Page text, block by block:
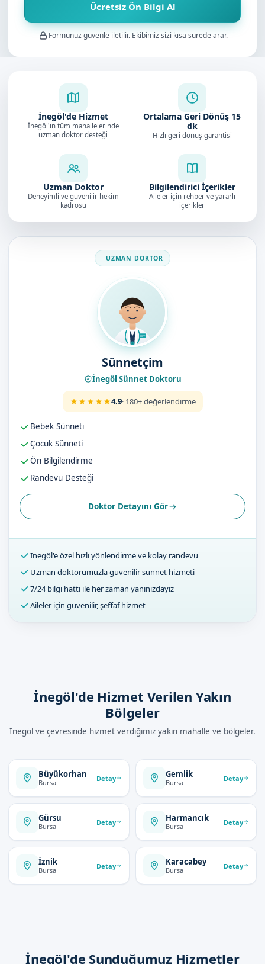
Ücretsiz Ön Bilgi Al
Formunuz güvenle iletilir. Ekibimiz sizi kısa sürede arar.
İnegöl'de Hizmet
İnegöl'ın tüm mahallelerinde
uzman doktor desteği
Ortalama Geri Dönüş 15
dk
Hızlı geri dönüş garantisi
Uzman Doktor
Deneyimli ve güvenilir hekim
kadrosu
Bilgilendirici İçerikler
Aileler için rehber ve yararlı
içerikler
Doktorumuz
Sünnetçim
İnegöl Sünnet Doktoru
4.9· 180+ değerlendirme
Bebek Sünneti
Çocuk Sünneti
Ön Bilgilendirme
Randevu Desteği
Doktor Detayını Gör
İnegöl'e özel hızlı yönlendirme ve kolay randevu
Uzman doktorumuzla güvenilir sünnet hizmeti
7/24 bilgi hattı ile her zaman yanınızdayız
Aileler için güvenilir, şeffaf hizmet
İnegöl'de Hizmet Verilen Yakın
Bölgeler
İnegöl ve çevresinde hizmet verdiğimiz yakın mahalle ve bölgeler.
Büyükorhan
Bursa Detay Gemlik
Bursa Detay
Gürsu
Bursa Detay Harmancık
Bursa Detay
İznik
Bursa Detay Karacabey
Bursa Detay
İnegöl'de Sunduğumuz Hizmetler